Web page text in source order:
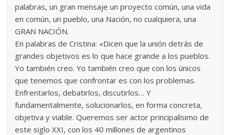
palabras, un gran mensaje un proyecto común, una vida
en común, un pueblo, una Nación, no cualquiera, una
GRAN NACIÓN.
En palabras de Cristina: «Dicen que la unión detrás de
grandes objetivos es lo que hace grande a los pueblos.
Yo también creo. Yo también creo que con los únicos
que tenemos que confrontar es con los problemas.
Enfrentarlos, debatirlos, discutirlos… Y
fundamentalmente, solucionarlos, en forma concreta,
objetiva y viable. Queremos ser actor principalísimo de
este siglo XXI, con los 40 millones de argentinos